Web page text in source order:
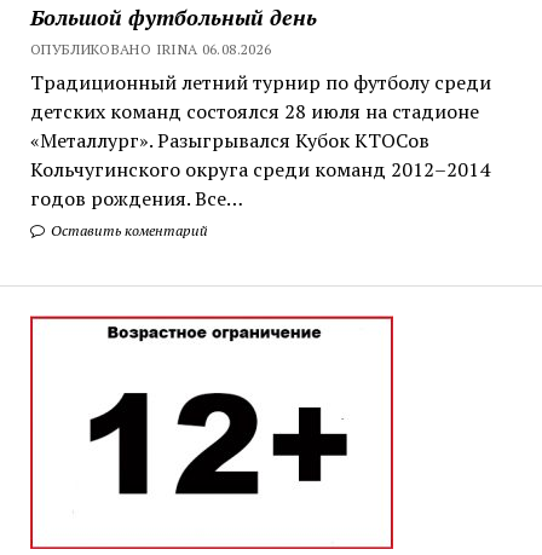
Большой футбольный день
ОПУБЛИКОВАНО IRINA 06.08.2026
Традиционный летний турнир по футболу среди
детских команд состоялся 28 июля на стадионе
«Металлург». Разыгрывался Кубок КТОСов
Кольчугинского округа среди команд 2012–2014
годов рождения. Все…
Оставить коментарий